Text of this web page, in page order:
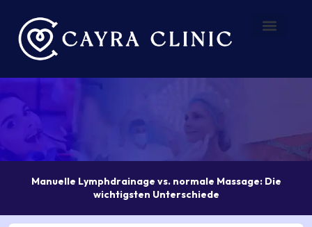
Inhalt
springen
Manuelle Lymphdrainage vs. normale Massage: Die
wichtigsten Unterschiede